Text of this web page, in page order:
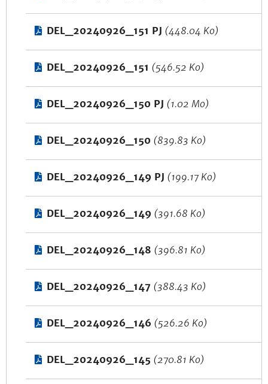
DEL_20240926_151 PJ (448.04 Ko)
DEL_20240926_151 (546.52 Ko)
DEL_20240926_150 PJ (1.02 Mo)
DEL_20240926_150 (839.83 Ko)
DEL_20240926_149 PJ (199.17 Ko)
DEL_20240926_149 (391.68 Ko)
DEL_20240926_148 (396.81 Ko)
DEL_20240926_147 (388.43 Ko)
DEL_20240926_146 (526.26 Ko)
DEL_20240926_145 (270.81 Ko)